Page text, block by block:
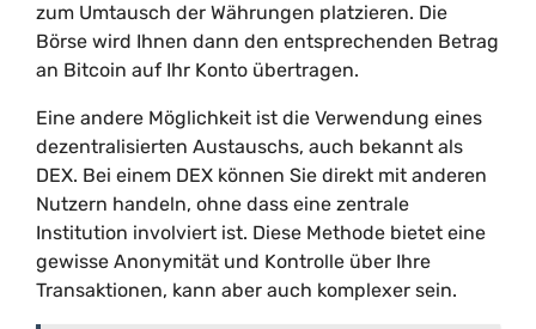
zum Umtausch der Währungen platzieren. Die
Börse wird Ihnen dann den entsprechenden Betrag
an Bitcoin auf Ihr Konto übertragen.
Eine andere Möglichkeit ist die Verwendung eines
dezentralisierten Austauschs, auch bekannt als
DEX. Bei einem DEX können Sie direkt mit anderen
Nutzern handeln, ohne dass eine zentrale
Institution involviert ist. Diese Methode bietet eine
gewisse Anonymität und Kontrolle über Ihre
Transaktionen, kann aber auch komplexer sein.